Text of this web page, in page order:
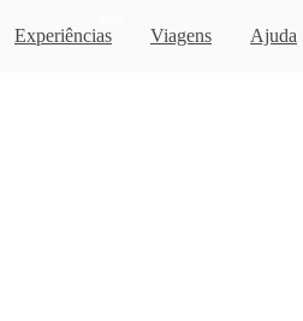
Experiências Viagens Ajuda